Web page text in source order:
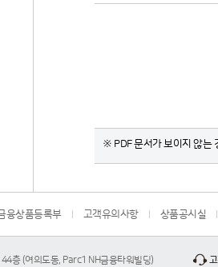
※ PDF 문서가 보이지 않는
융상품등록부 고객유의사항 상품공시실
층 (여의도동, Parc1 NH금융타워빌딩)